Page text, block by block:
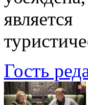
Гость